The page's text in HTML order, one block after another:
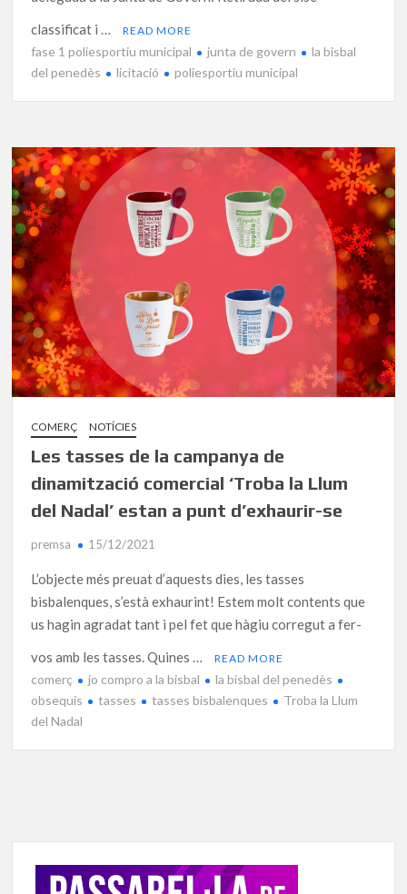
classificat i …
READ MORE
fase 1 poliesportiu municipal junta de govern
la bisbal
del penedès
licitació poliesportiu municipal
COMERÇ NOTÍCIES
Les tasses de la campanya de
dinamització comercial ‘Troba la Llum
del Nadal’ estan a punt d’exhaurir-se
premsa 15/12/2021
L’objecte més preuat d’aquests dies, les tasses
bisbalenques, s’està exhaurint! Estem molt contents que
us hagin agradat tant i pel fet que hàgiu corregut a fer-
vos amb les tasses. Quines …
READ MORE
comerç jo compro a la bisbal
la bisbal del penedès
obsequis
tasses tasses bisbalenques
Troba la Llum
del Nadal